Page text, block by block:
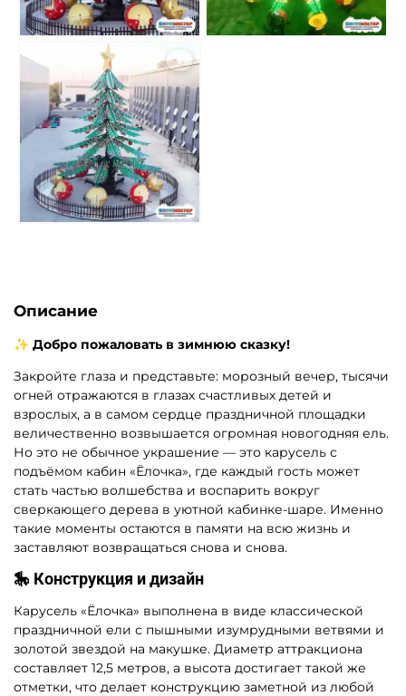
5
Описание
✨ Добро пожаловать в зимнюю сказку!
Закройте глаза и представьте: морозный вечер, тысячи
огней отражаются в глазах счастливых детей и
взрослых, а в самом сердце праздничной площадки
величественно возвышается огромная новогодняя ель.
Но это не обычное украшение — это карусель с
подъёмом кабин «Ёлочка», где каждый гость может
стать частью волшебства и воспарить вокруг
сверкающего дерева в уютной кабинке-шаре. Именно
такие моменты остаются в памяти на всю жизнь и
заставляют возвращаться снова и снова.
🎠 Конструкция и дизайн
Карусель «Ёлочка» выполнена в виде классической
праздничной ели с пышными изумрудными ветвями и
золотой звездой на макушке. Диаметр аттракциона
составляет 12,5 метров, а высота достигает такой же
отметки, что делает конструкцию заметной из любой